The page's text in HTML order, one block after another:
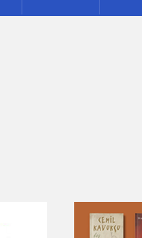
Yeni Çıkanlar